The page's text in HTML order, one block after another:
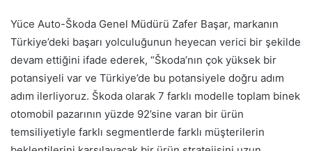
Yüce Auto-Škoda Genel Müdürü Zafer Başar, markanın
Türkiye’deki başarı yolculuğunun heyecan verici bir şekilde
devam ettiğini ifade ederek, “Škoda’nın çok yüksek bir
potansiyeli var ve Türkiye’de bu potansiyele doğru adım
adım ilerliyoruz. Škoda olarak 7 farklı modelle toplam binek
otomobil pazarının yüzde 92’sine varan bir ürün
temsiliyetiyle farklı segmentlerde farklı müşterilerin